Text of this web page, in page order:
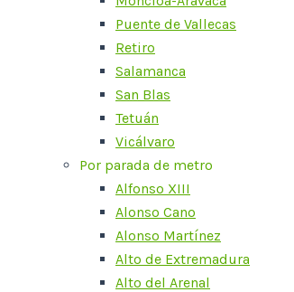
Puente de Vallecas
Retiro
Salamanca
San Blas
Tetuán
Vicálvaro
Por parada de metro
Alfonso XIII
Alonso Cano
Alonso Martínez
Alto de Extremadura
Alto del Arenal